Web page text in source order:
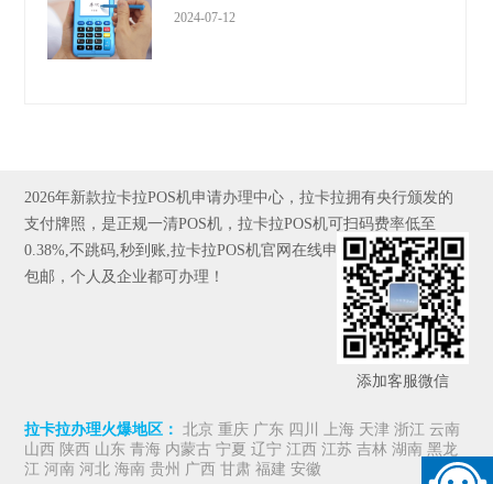
2024-07-12
2026年新款拉卡拉POS机申请办理中心，拉卡拉拥有央行颁发的
支付牌照，是正规一清POS机，拉卡拉POS机可扫码费率低至
0.38%,不跳码,秒到账,拉卡拉POS机官网在线申请,全国发货，京东
包邮，个人及企业都可办理！
添加客服微信
拉卡拉办理火爆地区： 北京 重庆 广东 四川 上海 天津 浙江 云南
山西 陕西 山东 青海 内蒙古 宁夏 辽宁 江西 江苏 吉林 湖南 黑龙
江 河南 河北 海南 贵州 广西 甘肃 福建 安徽